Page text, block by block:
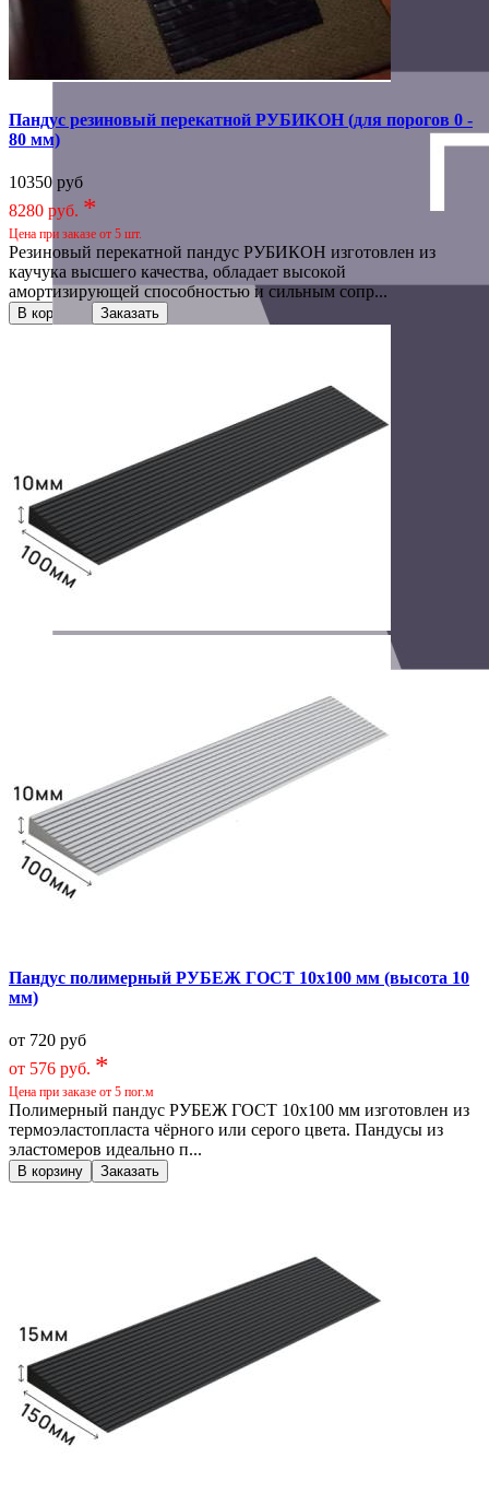
Пандус резиновый перекатной РУБИКОН (для порогов 0 -
80 мм)
10350 руб
8280 руб. *
Цена при заказе от 5 шт.
Резиновый перекатной пандус РУБИКОН изготовлен из
каучука высшего качества, обладает высокой
амортизирующей способностью и сильным сопр...
Пандус полимерный РУБЕЖ ГОСТ 10х100 мм (высота 10
мм)
от 720 руб
от 576 руб. *
Цена при заказе от 5 пог.м
Полимерный пандус РУБЕЖ ГОСТ 10х100 мм изготовлен из
термоэластопласта чёрного или серого цвета. Пандусы из
эластомеров идеально п...